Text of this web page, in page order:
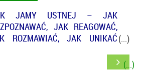
JAMY USTNEJ – JAK
JAK REAGOWAĆ,
ROZMAWIAĆ, JAK UNIKAĆ